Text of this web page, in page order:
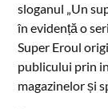
sloganul „Un
în evidență o
Super Eroul
publicului prin
magazinelor și